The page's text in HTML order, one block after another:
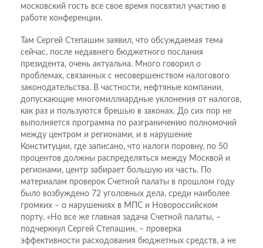
московский гость все свое время посвятил участию в
работе конференции.
Там Сергей Степашин заявил, что обсуждаемая тема
сейчас, после недавнего бюджетного послания
президента, очень актуальна. Много говорил о
проблемах, связанных с несовершенством налогового
законодательства. В частности, нефтяные компании,
допускающие многомиллиардные уклонения от налогов,
как раз и пользуются брешью в законах. До сих пор не
выполняется программа по разграничению полномочий
между центром и регионами, и в нарушение
Конституции, где записано, что налоги поровну, по 50
процентов должны распределяться между Москвой и
регионами, центр забирает большую их часть. По
материалам проверок Счетной палаты в прошлом году
было возбуждено 72 уголовных дела, среди наиболее
громких – о нарушениях в МПС и Новороссийском
порту. «Но все же главная задача Счетной палаты, –
подчеркнул Сергей Степашин, – проверка
эффективности расходования бюджетных средств, а не